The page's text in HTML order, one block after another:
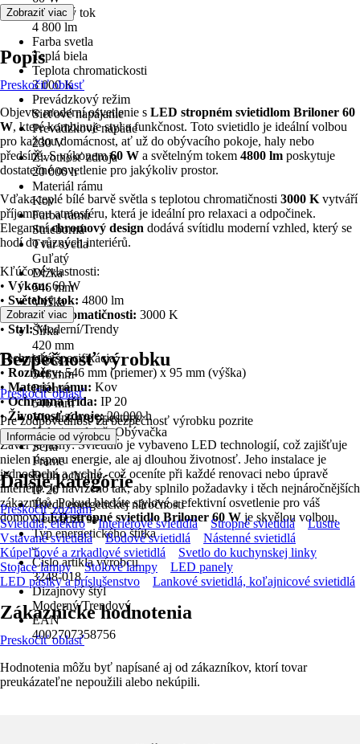
Svetelný tok
4 800 lm
Farba svetla
Teplá biela
Teplota chromatickosti
3 000 K
Prevádzkový režim
Sieťové napájanie
Prevádzkové napätie
230 V
Životnosť zdroja
20 000 h
Materiál rámu
Kov
Farba rámu
Strieborná
Tvar svetla
Guľatý
Dĺžka
546 mm
Výška
95 mm
Šírka
420 mm
Hĺbka
546 mm
Priemer
546 mm
Vhodné pre priestory
Hala / predsieň, Obývačka
Séria
Frame
Druh ochrany
IP 20
Trieda energetickej náročnosti
Neuvádza sa
Typ energetického štítka
-
Číslo artikla výrobcu
3248-018
Dizajnový štýl
Moderný/Trendový
EAN
4002707358756
Zobraziť viac
Popis
Preskočiť oblasť
Objevte moderní osvetlenie s LED stropném svietidlom Briloner 60
W, které kombinuje styl a funkčnost. Toto svietidlo je ideální volbou
pro každou domácnost, ať už do obývacího pokoje, haly nebo
předsíně. S výkonem60 W a světelným tokem 4800 lm poskytuje
dostatečné osvetlenie pro jakýkoliv prostor.
Vďaka teplé bílé barvě světla s teplotou chromatičnosti 3000 K vytváří
příjemnou atmosféru, která je ideální pro relaxaci a odpočinek.
Elegantníchromový design dodává svítidlu moderní vzhled, který se
hodí do různých interiérů.
Kľúčové vlastnosti:
• Výkon:60 W
• Světelný tok: 4800 lm
•Teplota chromatičnosti: 3000 K
• Styl:Moderní/Trendy
Technická špecifikácia:
• Rozměry:546 mm (priemer) x 95 mm (výška)
•Materiál rámu: Kov
•Ochranná třída: IP 20
•Životnosť zdroje:20 000 h
Záver je jasný: Svietidlo je vybaveno LED technologií, což zajišťuje
nielen úsporu energie, ale aj dlouhou životnosť. Jeho instalace je
jednoduchá a rychlá, což oceníte při každé renovaci nebo úpravě
interiéru. Je navrženo tak, aby splnilo požadavky i těch nejnáročnějších
zákazníků. Pokud hledáte stylové a efektivní osvetlenie pro váš
domov,LED stropné svietidlo Briloner 60 W je skvělou volbou.
Zobraziť viac
Bezpečnosť výrobku
Preskočiť oblasť
Pre zodpovednosť za bezpečnosť výrobku pozrite
Informácie od výrobcu .
Ďalšie kategórie
Preskočiť zoznam
Svietidlá, elektro
Interiérové svietidlá Stropné svietidlá
Lustre
Vstavané svietidlá
Bodové svietidlá
Nástenné svietidlá
Kúpeľňové a zrkadlové svietidlá
Svetlo do kuchynskej linky
Stojace lampy
Stolové lampy
LED panely
LED pásiky a príslušenstvo
Lankové svietidlá, koľajnicové svietidlá
Zákaznícke hodnotenia
Preskočiť oblasť
Hodnotenia môžu byť napísané aj od zákazníkov, ktorí tovar
preukázateľne nepoužili alebo nekúpili.